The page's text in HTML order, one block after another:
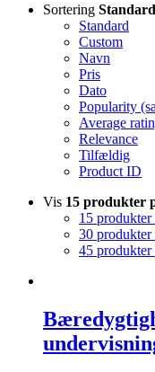
Sortering Standard
Standard
Custom
Navn
Pris
Dato
Popularity
Average
Relevance
Tilfældig
Product ID
Vis 15 produkter
15 produkter
30 produkter
45 produkter